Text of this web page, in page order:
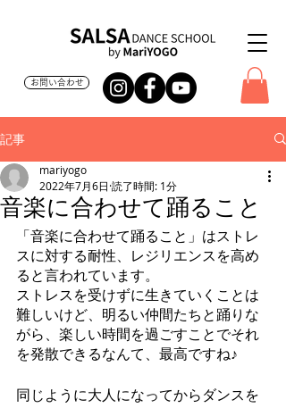
お問い合わせ
記事
音楽に合わせて踊ること
mariyogo
2022年7月6日 読了時間: 1分
「音楽に合わせて踊ること」はストレ
スに対する耐性、レジリエンスを高め
ると言われています。
ストレスを受けずに生きていくことは
難しいけど、明るい仲間たちと踊りな
がら、楽しい時間を過ごすことでそれ
を発散できるなんて、最高ですね♪
同じように大人になってからダンスを